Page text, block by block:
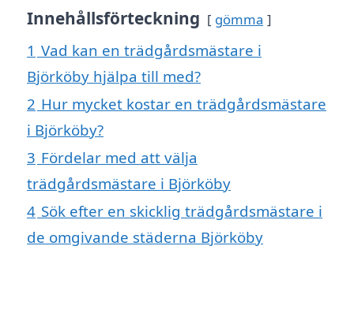
Innehållsförteckning gömma
1 Vad kan en trädgårdsmästare i
Björköby hjälpa till med?
2 Hur mycket kostar en trädgårdsmästare
i Björköby?
3 Fördelar med att välja
trädgårdsmästare i Björköby
4 Sök efter en skicklig trädgårdsmästare i
de omgivande städerna Björköby